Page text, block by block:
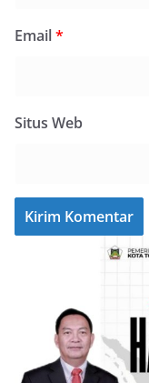
Email*
Situs Web